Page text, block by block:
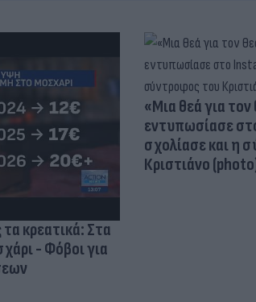
κρεατικά: Στα
- Φόβοι για
«Μια θεά για
εντυπωσίασε
σχολίασε και η
Κριστιάνο